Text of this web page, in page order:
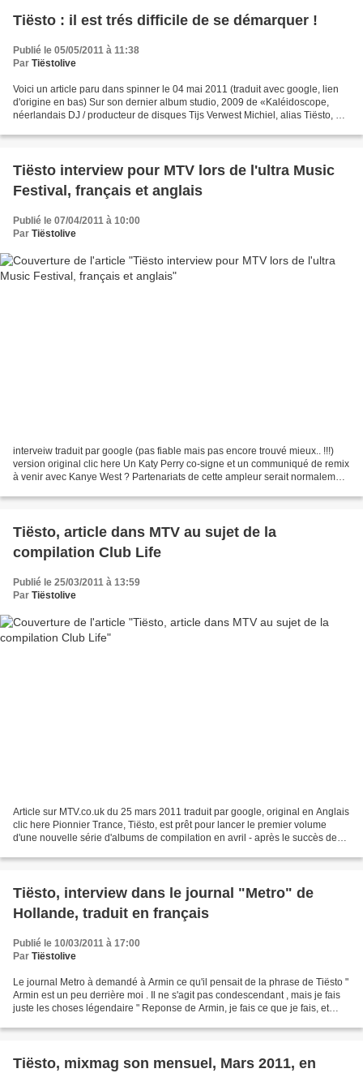
Tiësto : il est trés difficile de se démarquer !
Publié le 05/05/2011 à 11:38
Par Tiëstolive
Voici un article paru dans spinner le 04 mai 2011 (traduit avec google, lien
d'origine en bas) Sur son dernier album studio, 2009 de «Kaléidoscope,
néerlandais DJ / producteur de disques Tijs Verwest Michiel, alias Tiësto, A
Tiësto interview pour MTV lors de l'ultra Music
Festival, français et anglais
Publié le 07/04/2011 à 10:00
Par Tiëstolive
interveiw traduit par google (pas fiable mais pas encore trouvé mieux.. !!!)
version original clic here Un Katy Perry co-signe et un communiqué de remix
à venir avec Kanye West ? Partenariats de cette ampleur serait normalement
Tiësto, article dans MTV au sujet de la
compilation Club Life
Publié le 25/03/2011 à 13:59
Par Tiëstolive
Article sur MTV.co.uk du 25 mars 2011 traduit par google, original en Anglais
clic here Pionnier Trance, Tiësto, est prêt pour lancer le premier volume
d'une nouvelle série d'albums de compilation en avril - après le succès de
Tiësto, interview dans le journal "Metro" de
Hollande, traduit en français
Publié le 10/03/2011 à 17:00
Par Tiëstolive
Le journal Metro à demandé à Armin ce qu'il pensait de la phrase de Tiësto "
Armin est un peu derrière moi . Il ne s'agit pas condescendant , mais je fais
juste les choses légendaire " Reponse de Armin, je fais ce que je fais, et
Tiësto, mixmag son mensuel, Mars 2011, en